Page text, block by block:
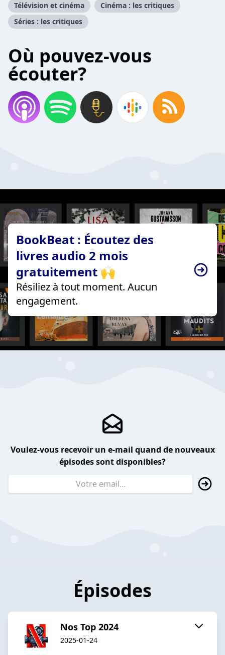
Télévision et cinéma
Cinéma : les critiques
Séries : les critiques
Où pouvez-vous
écouter?
BookBeat : Écoutez des
livres audio 2 mois
gratuitement 🙌
Résiliez à tout moment. Aucun
engagement.
Voulez-vous recevoir un e-mail quand de nouveaux
épisodes sont disponibles?
Épisodes
Nos Top 2024
2025-01-24